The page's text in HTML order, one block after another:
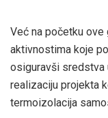
Već na početku
aktivnostima koje
osiguravši sredstva
realizaciju projekta
termoizolacija